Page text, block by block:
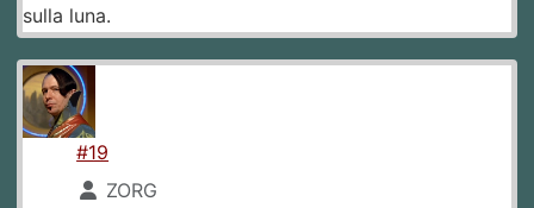
sulla luna.
#19
ZORG